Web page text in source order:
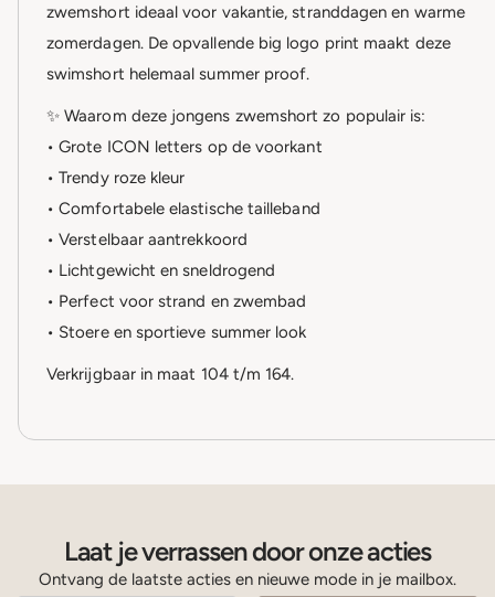
zwemshort ideaal voor vakantie, stranddagen en warme
zomerdagen. De opvallende big logo print maakt deze
swimshort helemaal summer proof.
✨ Waarom deze jongens zwemshort zo populair is:
• Grote ICON letters op de voorkant
• Trendy roze kleur
• Comfortabele elastische tailleband
• Verstelbaar aantrekkoord
• Lichtgewicht en sneldrogend
• Perfect voor strand en zwembad
• Stoere en sportieve summer look
Verkrijgbaar in maat 104 t/m 164.
Laat je verrassen door onze acties
Ontvang de laatste acties en nieuwe mode in je mailbox.